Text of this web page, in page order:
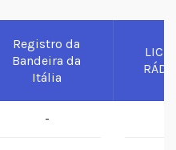
Registro da
Bandeira da
Itália
-